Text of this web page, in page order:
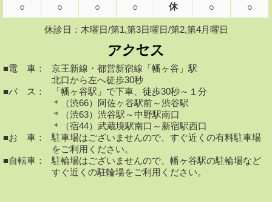
○ ○ ○ ○ 休 ○ ○
休診日：木曜日/第1,第3日曜日/第2,第4月曜日
■電 車：
京王新線・都営新宿線「幡ヶ谷」駅
北口から左へ徒歩30秒
■バ ス：
「幡ヶ谷駅」で下車、徒歩30秒～１分
＊（渋66）阿佐ヶ谷駅前～渋谷駅
＊（渋63）渋谷駅～中野駅南口
＊（宿44）武蔵境駅南口～新宿駅西口
■お 車：
駐車場はございませんので、すぐ近くの有料駐車場
をご利用ください。
■自転車：
駐輪場はございませんので、幡ヶ谷駅の駐輪場など
すぐ近くの駐輪場をご利用ください。